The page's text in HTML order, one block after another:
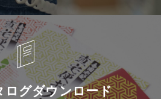
ログダウンロード